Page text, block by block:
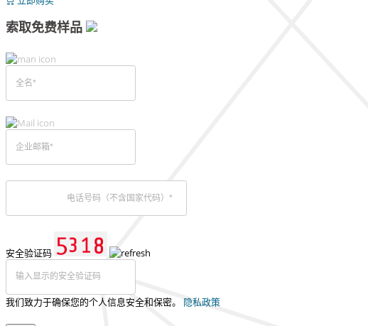
索取免费样品
安全验证码
我们致力于确保您的个人信息安全和保密。 隐私政策